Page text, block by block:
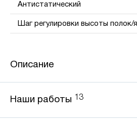
Антистатический
Шаг регулировки высоты полок/
Описание
Наши работы 13